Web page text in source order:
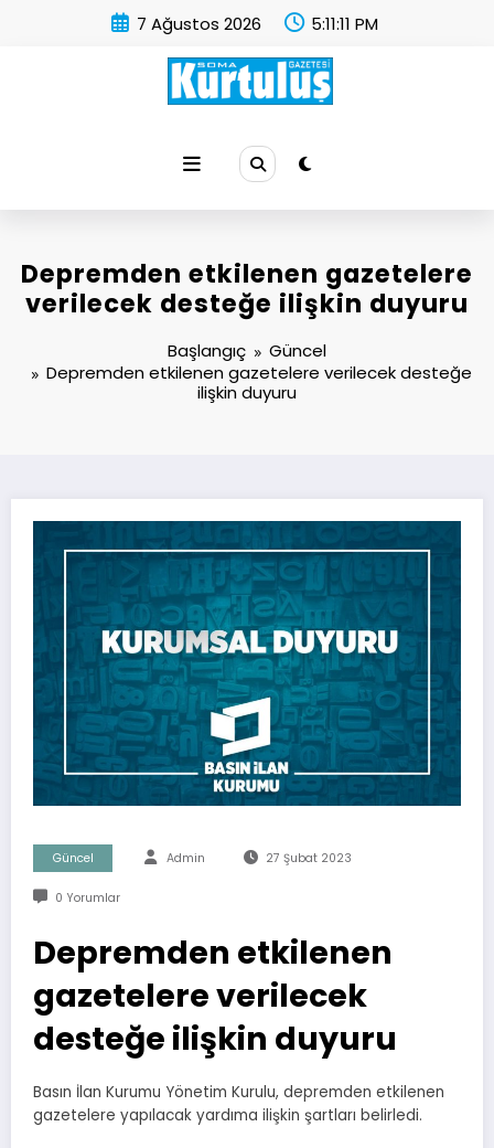
7 Ağustos 2026 5:11:11 PM
Depremden etkilenen gazetelere
verilecek desteğe ilişkin duyuru
Başlangıç
Güncel
Depremden etkilenen gazetelere verilecek desteğe
ilişkin duyuru
Güncel Admin 27 Şubat 2023
0 Yorumlar
Depremden etkilenen
gazetelere verilecek
desteğe ilişkin duyuru
Basın İlan Kurumu Yönetim Kurulu, depremden etkilenen
gazetelere yapılacak yardıma ilişkin şartları belirledi.